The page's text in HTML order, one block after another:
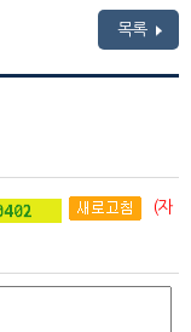
목록
(자